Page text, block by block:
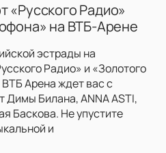
«Русского Радио»
на ВТБ-Арене
эстрады на
Радио» и «Золотого
Арена ждет вас с
Димы Билана, ANNA ASTI,
Баскова. Не упустите
и